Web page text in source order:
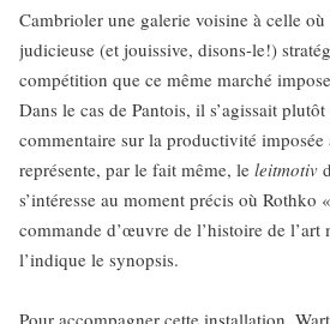
Cambrioler une galerie voisine à celle
judicieuse (et jouissive, disons-le!)
compétition que ce même marché
Dans le cas de Pantois, il s’agissait
commentaire sur la productivité imposée
représente, par le fait même, le leitmotiv
s’intéresse au moment précis où Rothko
commande d’œuvre de l’histoire de l’art
l’indique le synopsis.
Pour accompagner cette installation,